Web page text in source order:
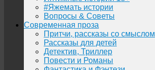
#Яжемать истории
Вопросы & Советы
Современная проза
Притчи, рассказы со смыслом
Рассказы для детей
Детектив, Триллер
Повести и Романы